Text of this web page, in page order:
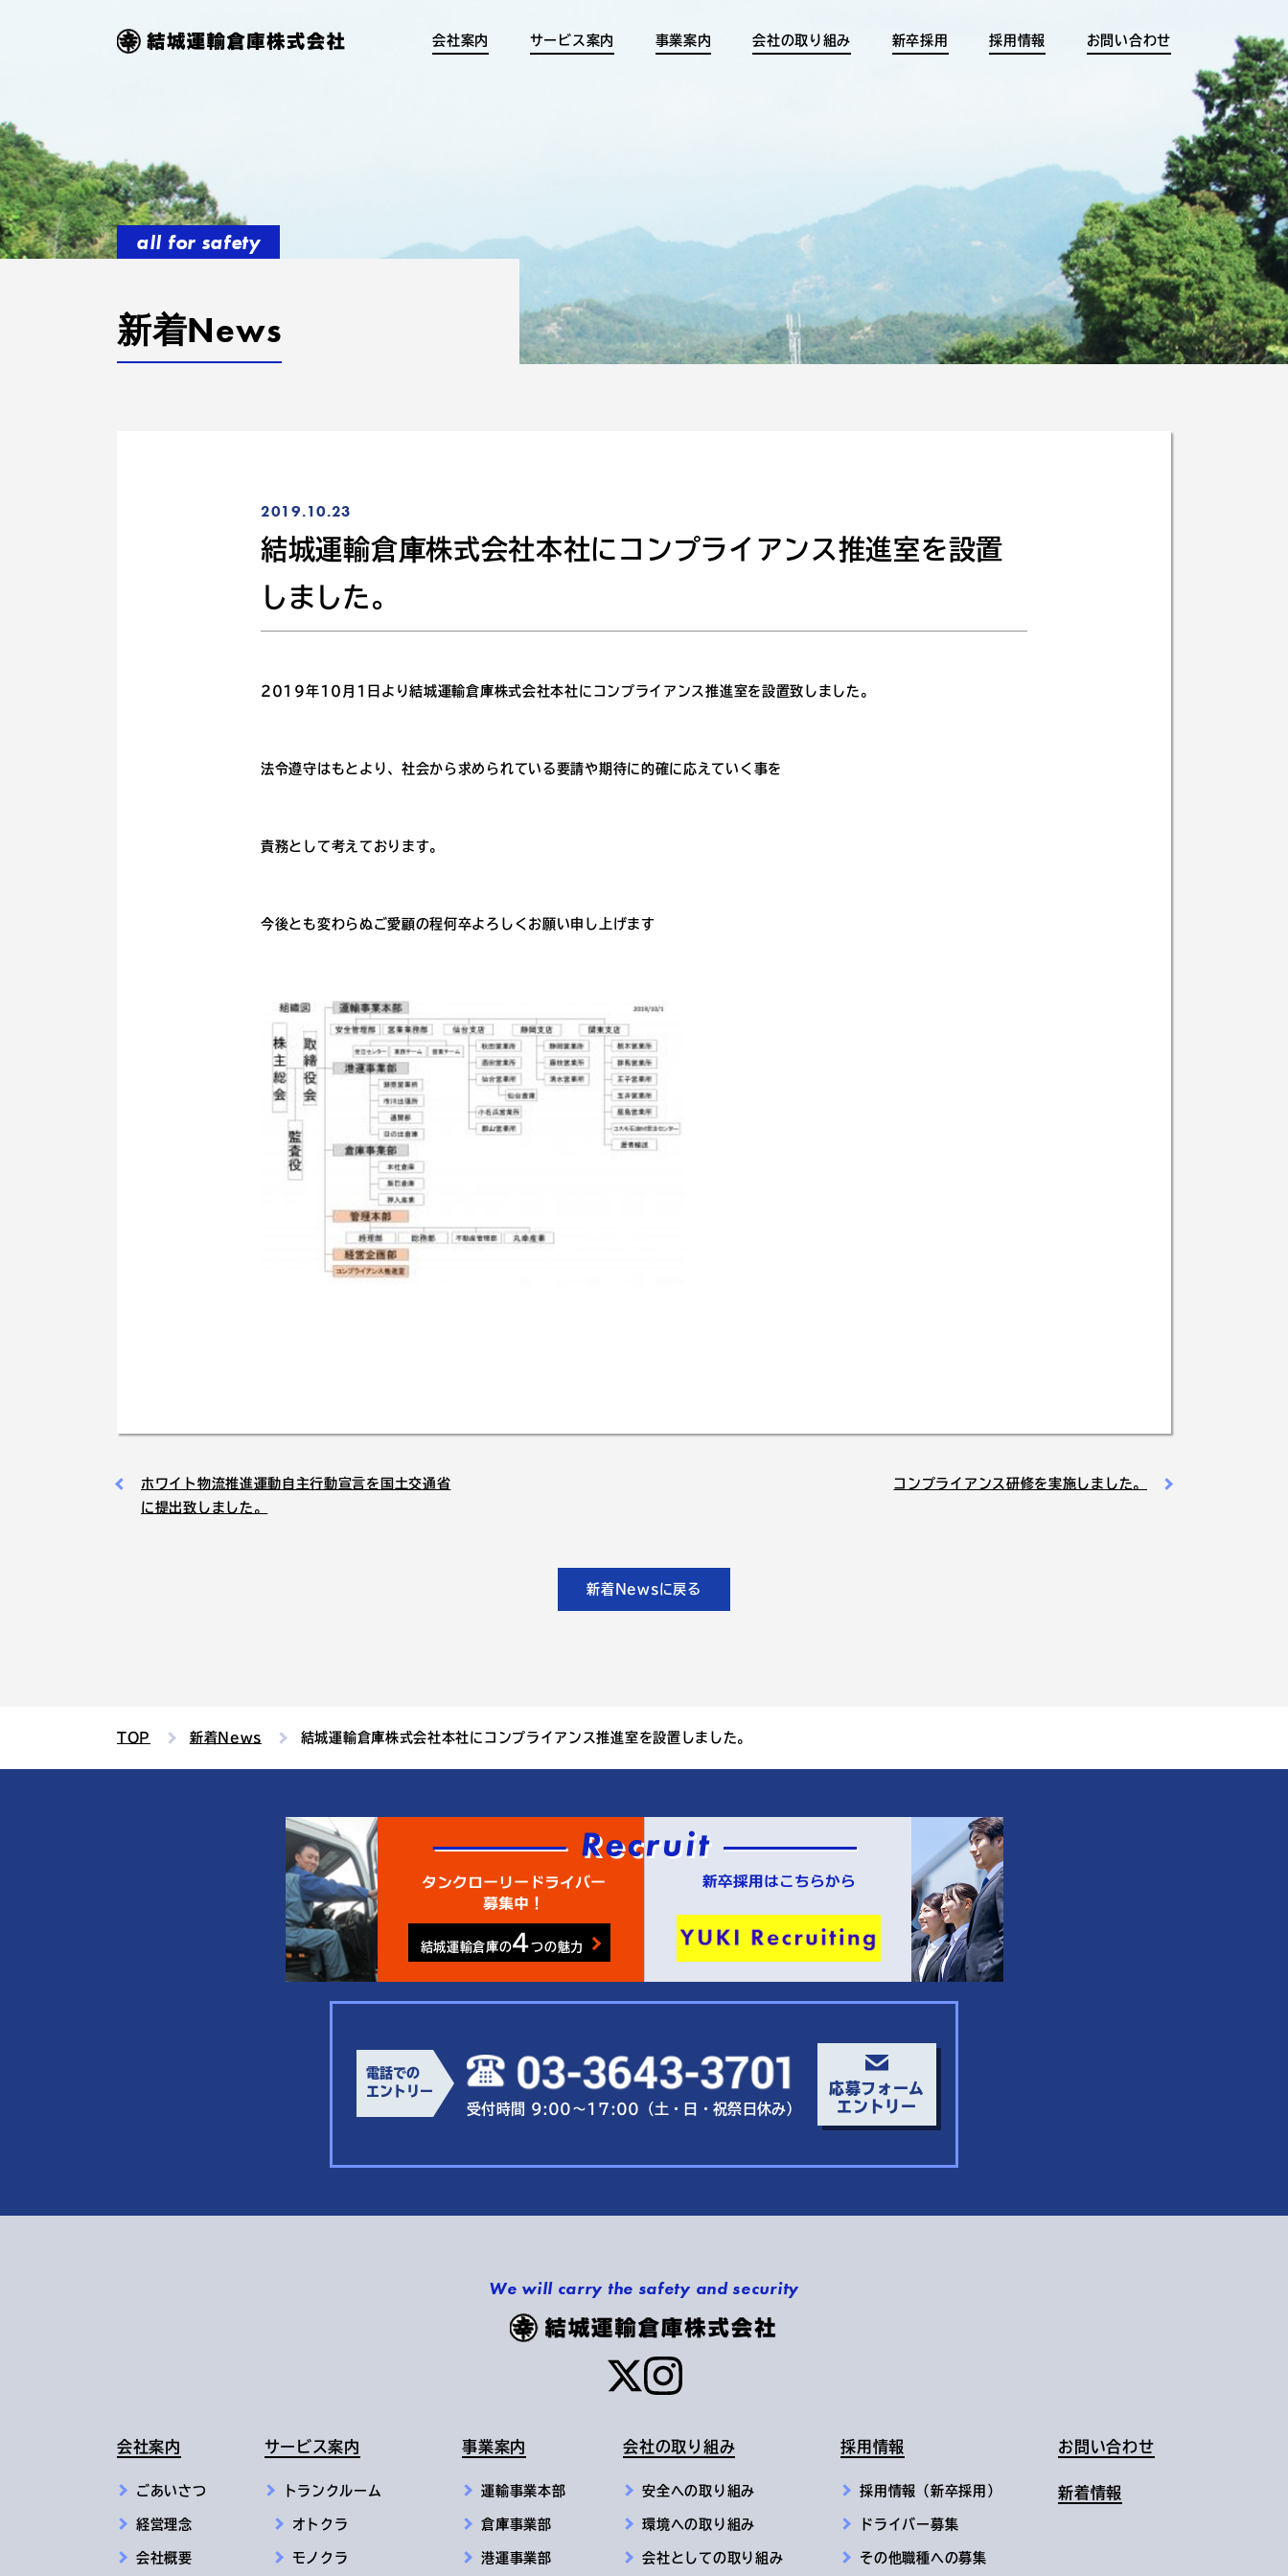
会社案内 サービス案内 事業案内 会社の取り組み 新卒採用 採用情報 お問い合わせ
all for safety
新着News
2019.10.23
結城運輸倉庫株式会社本社にコンプライアンス推進室を設置
しました。
2019年10月1日より結城運輸倉庫株式会社本社にコンプライアンス推進室を設置致しました。
法令遵守はもとより、社会から求められている要請や期待に的確に応えていく事を
責務として考えております。
今後とも変わらぬご愛顧の程何卒よろしくお願い申し上げます
ホワイト物流推進運動自主行動宣言を国土交通省
に提出致しました。
コンプライアンス研修を実施しました。
新着Newsに戻る
TOP 新着News 結城運輸倉庫株式会社本社にコンプライアンス推進室を設置しました。
結城運輸倉庫の4つの魅力
電話での
エントリー
受付時間 9:00～17:00（土・日・祝祭日休み）
応募フォーム
エントリー
We will carry the safety and security
会社案内
ごあいさつ
経営理念
会社概要
サービス案内
トランクルーム
オトクラ
モノクラ
事業案内
運輸事業本部
倉庫事業部
港運事業部
会社の取り組み
安全への取り組み
環境への取り組み
会社としての取り組み
採用情報
採用情報（新卒採用）
ドライバー募集
その他職種への募集
お問い合わせ
新着情報